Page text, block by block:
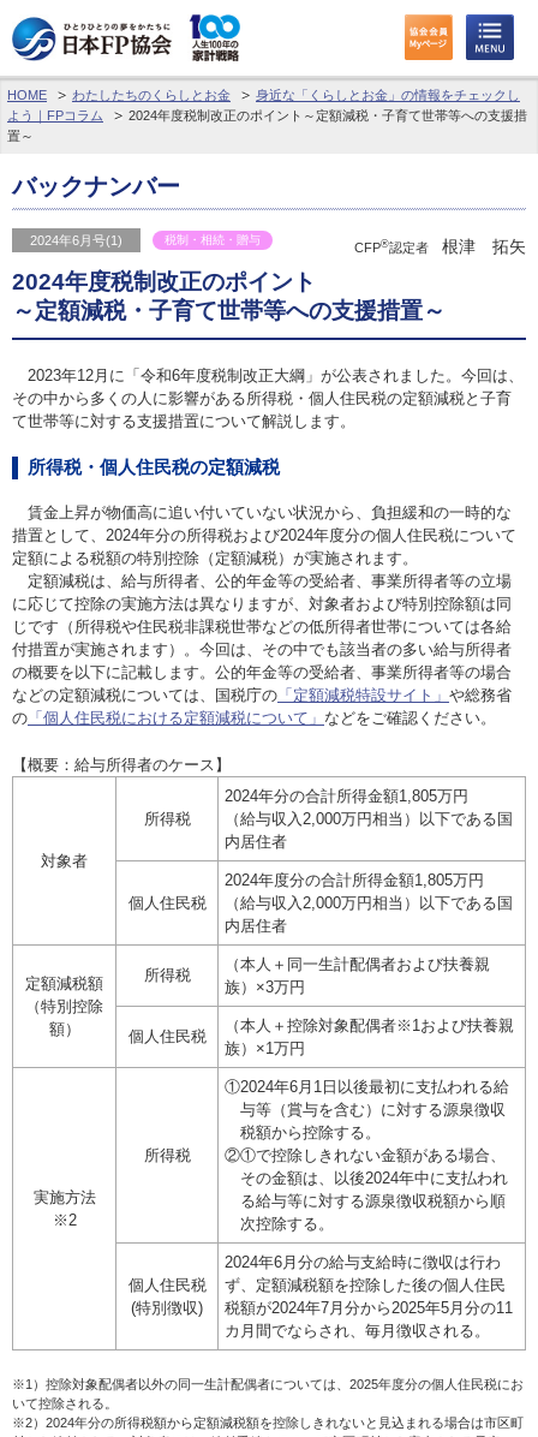
わたしたちのくらしとお金
FP資格取得を目指す
FP技能検定
日本FP協会について
お問い合わせ
English
法人・行政機関の方へ
学校関係者の方へ
報道・メディア関係者の方へ
CLOSE
HOME わたしたちのくらしとお金
身近な「くらしとお金」の情報をチェックし
よう｜FPコラム
2024年度税制改正のポイント～定額減税・子育て世帯等への支援措
置～
バックナンバー
2024年6月号(1) 税制・相続・贈与
CFP®認定者 根津 拓矢
2024年度税制改正のポイント
～定額減税・子育て世帯等への支援措置～
2023年12月に「令和6年度税制改正大綱」が公表されました。今回は、
その中から多くの人に影響がある所得税・個人住民税の定額減税と子育
て世帯等に対する支援措置について解説します。
所得税・個人住民税の定額減税
賃金上昇が物価高に追い付いていない状況から、負担緩和の一時的な
措置として、2024年分の所得税および2024年度分の個人住民税について
定額による税額の特別控除（定額減税）が実施されます。
定額減税は、給与所得者、公的年金等の受給者、事業所得者等の立場
に応じて控除の実施方法は異なりますが、対象者および特別控除額は同
じです（所得税や住民税非課税世帯などの低所得者世帯については各給
付措置が実施されます）。今回は、その中でも該当者の多い給与所得者
の概要を以下に記載します。公的年金等の受給者、事業所得者等の場合
などの定額減税については、国税庁の 「定額減税特設サイト」 や総務省
の 「個人住民税における定額減税について」 などをご確認ください。
【概要：給与所得者のケース】
対象者
所得税
2024年分の合計所得金額1,805万円
（給与収入2,000万円相当）以下である国
内居住者
個人住民税
2024年度分の合計所得金額1,805万円
（給与収入2,000万円相当）以下である国
内居住者
定額減税額
（特別控除
額）
所得税
（本人＋同一生計配偶者および扶養親
族）×3万円
個人住民税
（本人＋控除対象配偶者※1および扶養親
族）×1万円
実施方法
※2
所得税
①2024年6月1日以後最初に支払われる給
与等（賞与を含む）に対する源泉徴収
税額から控除する。
②①で控除しきれない金額がある場合、
その金額は、以後2024年中に支払われ
る給与等に対する源泉徴収税額から順
次控除する。
個人住民税
(特別徴収)
2024年6月分の給与支給時に徴収は行わ
ず、定額減税額を控除した後の個人住民
税額が2024年7月分から2025年5月分の11
カ月間でならされ、毎月徴収される。
※1）控除対象配偶者以外の同一生計配偶者については、2025年度分の個人住民税にお
いて控除される。
※2）2024年分の所得税額から定額減税額を控除しきれないと見込まれる場合は市区町